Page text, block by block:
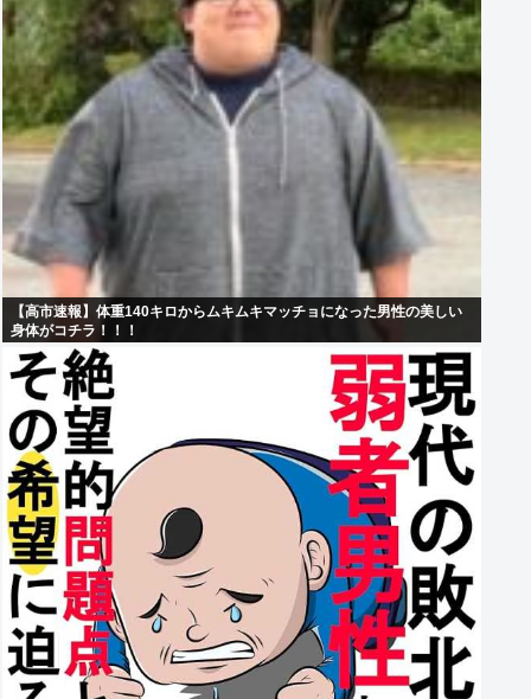
【高市速報】体重140キロからムキムキマッチョになった男性の美しい
身体がコチラ！！！